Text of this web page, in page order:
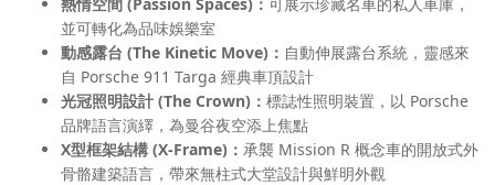
並可轉化為品味娛樂室
動感露台 (The Kinetic Move) ： 自動伸展露台系統，靈感來
自 Porsche 911 Targa 經典車頂設計
光冠照明設計 (The Crown) ： 標誌性照明裝置，以 Porsche
品牌語言演繹，為曼谷夜空添上焦點
X型框架結構 (X-Frame) ： 承襲 Mission R 概念車的開放式外
骨骼建築語言，帶來無柱式大堂設計與鮮明外觀